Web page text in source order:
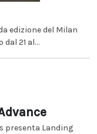
edizione del Milan
21 al...
presenta Landing